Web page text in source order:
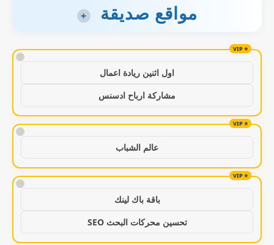
مواقع صديقة +
!
اول اثنين ريادة اعمال
مشاركة ارباح ادسنس
!
عالم الشباب
!
باقة باك لينك
تحسين محركات البحث SEO